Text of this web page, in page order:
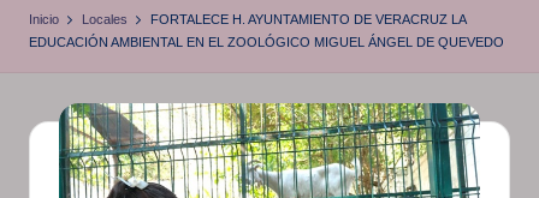
ó
i
g
o
noticias
Inicio Locales
FORTALECE H. AYUNTAMIENTO DE VERACRUZ LA
EDUCACIÓN AMBIENTAL EN EL ZOOLÓGICO MIGUEL ÁNGEL DE QUEVEDO